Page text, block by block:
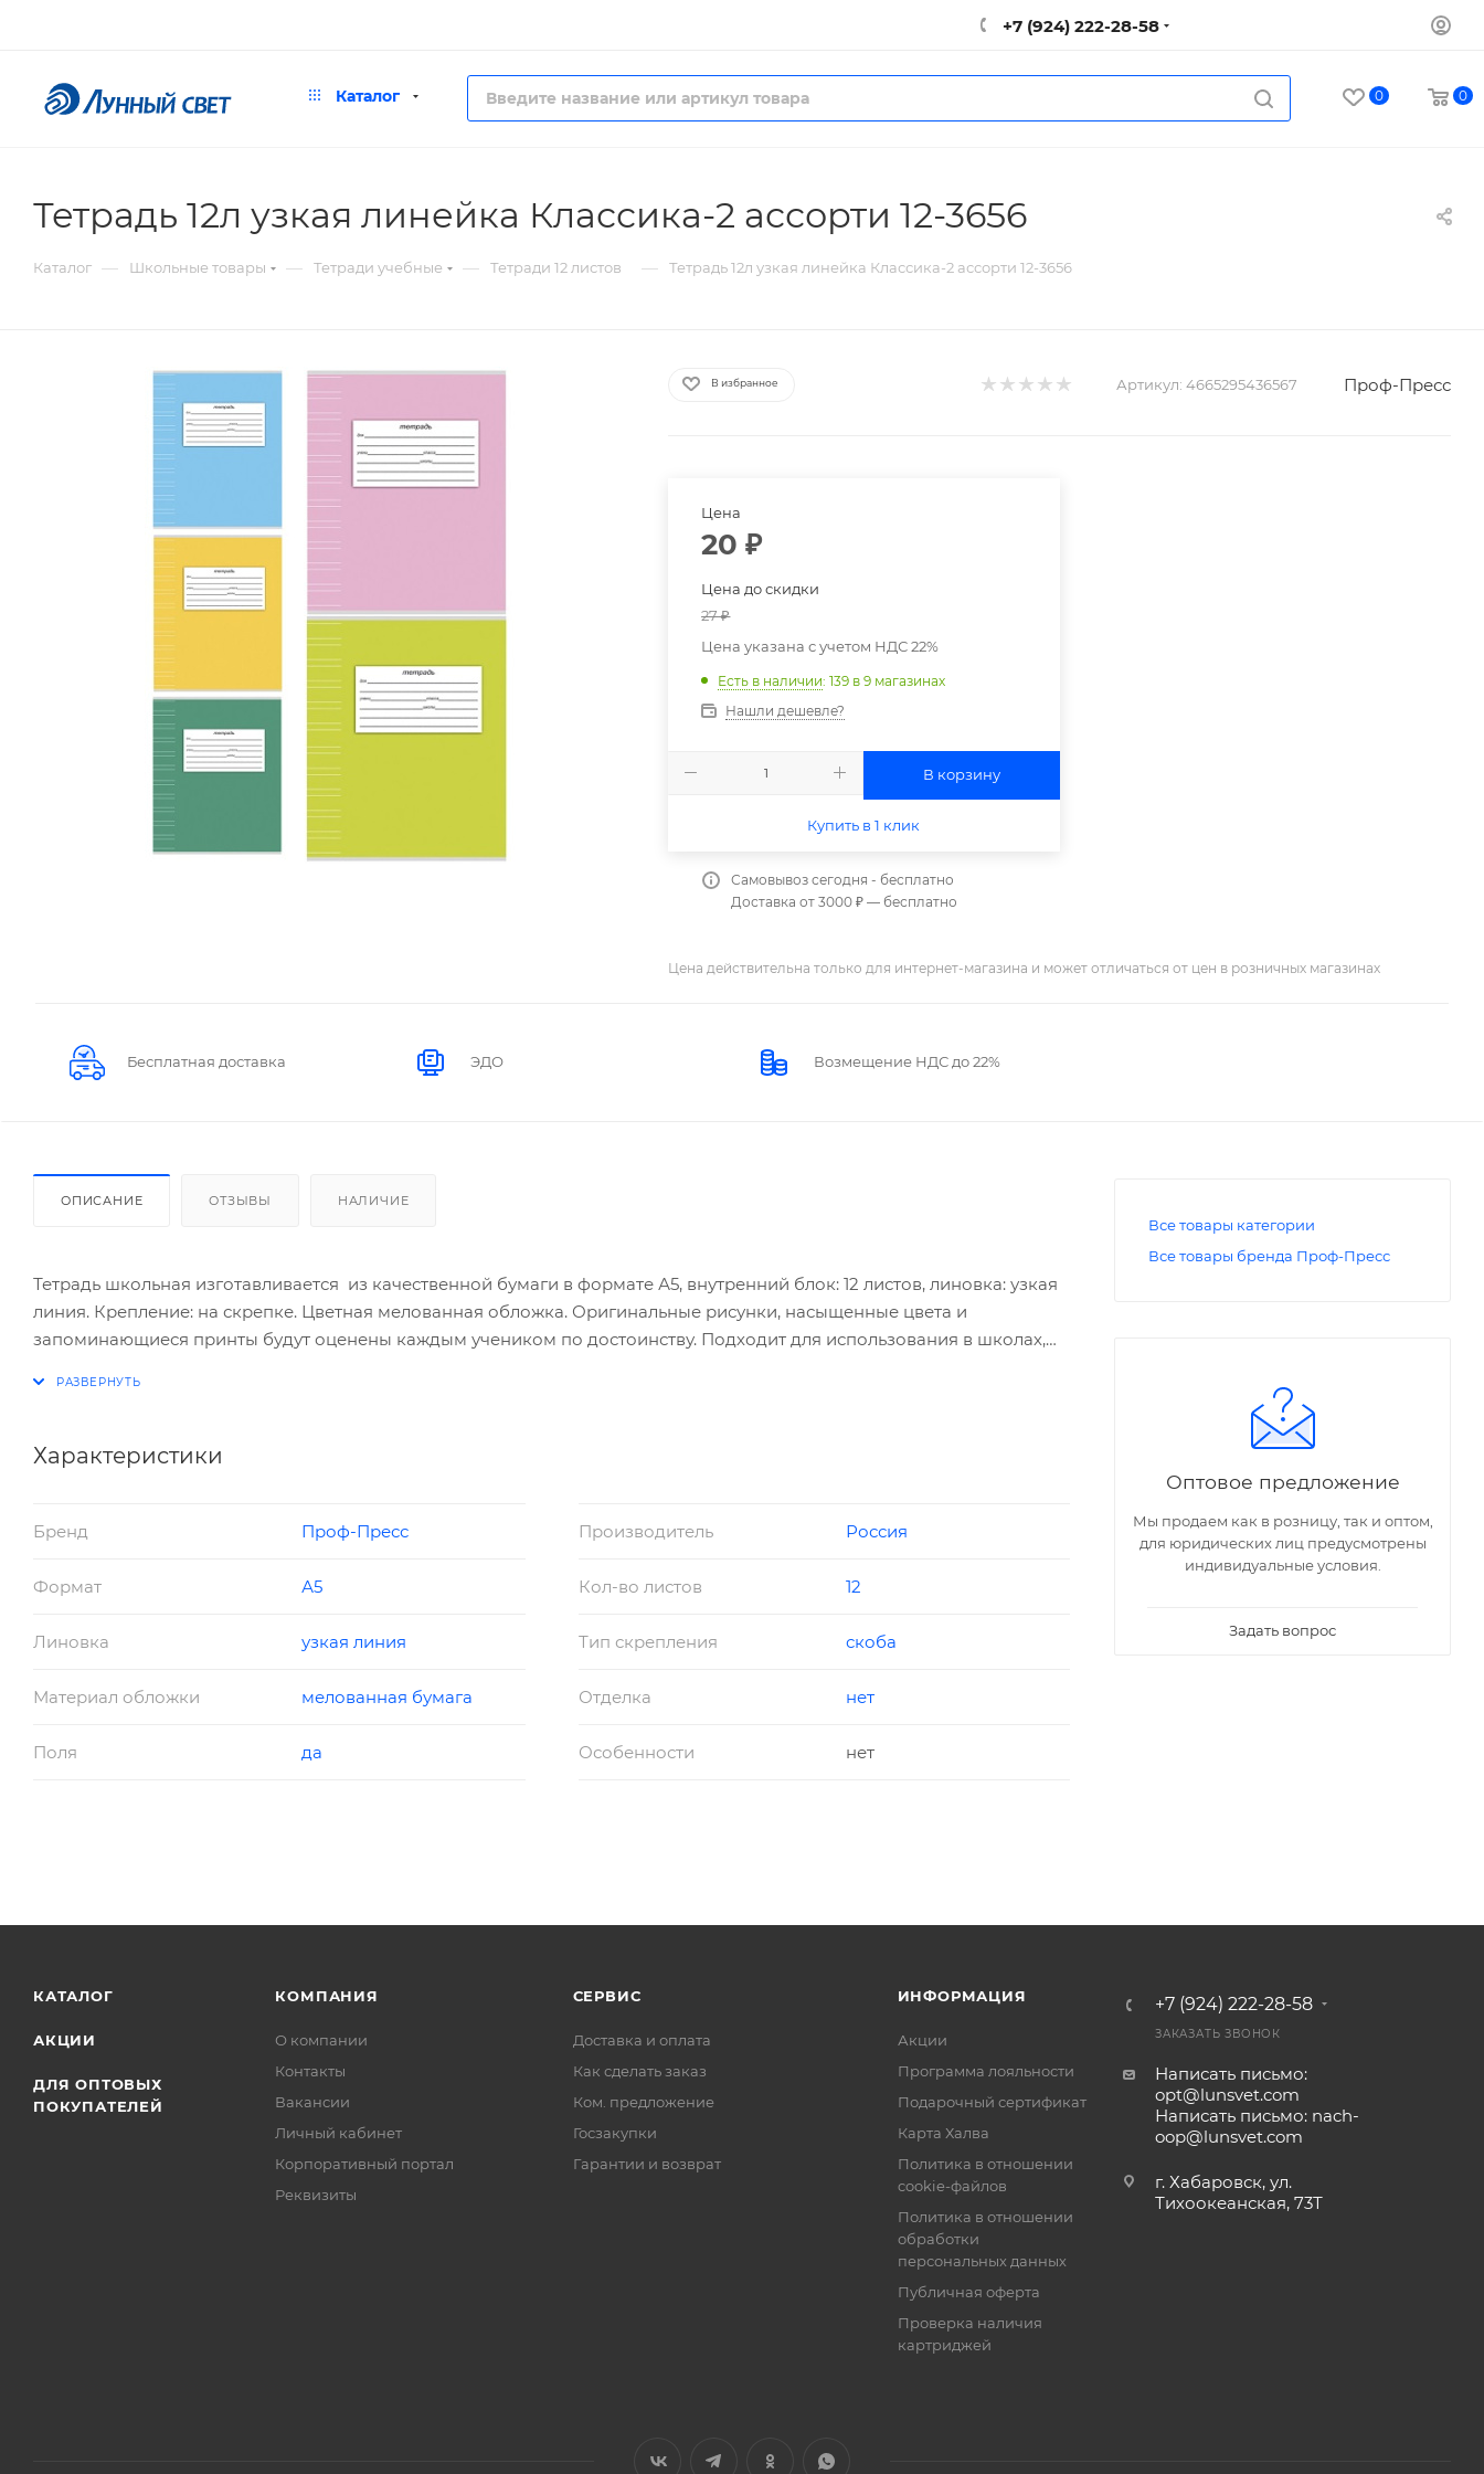
+7 (924) 222-28-58
Каталог 0 0
Тетрадь 12л узкая линейка Классика-2 ассорти 12-3656
Каталог — Школьные товары — Тетради учебные — Тетради 12 листов — Тетрадь 12л узкая линейка Классика-2 ассорти 12-3656
В избранное Артикул: 4665295436567 Проф-Пресс
Цена
20 ₽
Цена до скидки
27₽
Цена указана с учетом НДС 22%
Есть в наличии: 139 в 9 магазинах
Нашли дешевле?
В корзину
Купить в 1 клик
Самовывоз сегодня - бесплатно
Доставка от 3000 ₽ — бесплатно
Цена действительна только для интернет-магазина и может отличаться от цен в розничных магазинах
Бесплатная доставка ЭДО Возмещение НДС до 22%
ОПИСАНИЕ ОТЗЫВЫ НАЛИЧИЕ
Тетрадь школьная изготавливается из качественной бумаги в формате А5, внутренний блок: 12 листов, линовка: узкая
линия. Крепление: на скрепке. Цветная мелованная обложка. Оригинальные рисунки, насыщенные цвета и
запоминающиеся принты будут оценены каждым учеником по достоинству. Подходит для использования в школах,
Характеристики
Бренд Проф-Пресс Производитель Россия
Формат А5 Кол-во листов 12
Линовка узкая линия Тип скрепления скоба
Материал обложки мелованная бумага Отделка нет
Поля да Особенности нет
Все товары категории
Все товары бренда Проф-Пресс
Оптовое предложение
Мы продаем как в розницу, так и оптом,
для юридических лиц предусмотрены
индивидуальные условия.
Задать вопрос
КАТАЛОГ
АКЦИИ
ДЛЯ ОПТОВЫХ
ПОКУПАТЕЛЕЙ
КОМПАНИЯ
О компании
Контакты
Вакансии
Личный кабинет
Корпоративный портал
Реквизиты
СЕРВИС
Доставка и оплата
Как сделать заказ
Ком. предложение
Госзакупки
Гарантии и возврат
ИНФОРМАЦИЯ
Акции
Программа лояльности
Подарочный сертификат
Карта Халва
Политика в отношении
cookie-файлов
Политика в отношении
обработки
персональных данных
Публичная оферта
Проверка наличия
картриджей
+7 (924) 222-28-58
ЗАКАЗАТЬ ЗВОНОК
Написать письмо:
opt@lunsvet.com
Написать письмо: nach-
oop@lunsvet.com
г. Хабаровск, ул.
Тихоокеанская, 73Т